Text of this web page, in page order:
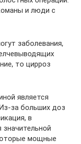
и люди с
заболевания,
то цирроз
является
за больших доз
в
значительной
мощные